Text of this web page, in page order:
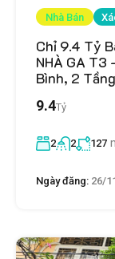
Nhà Bán
Chỉ 9.4 Tỷ
NHÀ GA T3
Bình, 2
9.4Tỷ
2 2 127
Ngày đăng: 26/